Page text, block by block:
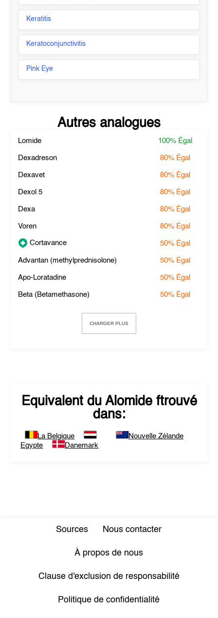
Keratitis
Keratoconjunctivitis
Pink Eye
Autres analogues
Lomide 100% Égal
Dexadreson 80% Égal
Dexavet 80% Égal
Dexol 5 80% Égal
Dexa 80% Égal
Voren 80% Égal
Cortavance 50% Égal
Advantan (methylprednisolone) 50% Égal
Apo-Loratadine 50% Égal
Beta (Betamethasone) 50% Égal
CHARGER PLUS
Equivalent du Alomideftrouvé
dans:
La Belgique
Egypte
Danemark
Nouvelle Zélande
Sources Nous contacter
À propos de nous
Clause d'exclusion de responsabilité
Politique de confidentialité